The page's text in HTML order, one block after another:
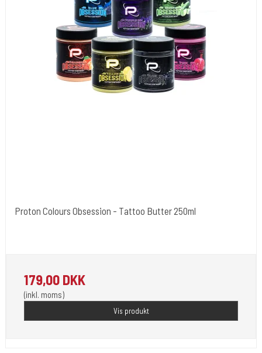
Proton Colours Obsession - Tattoo Butter 250ml
179,00 DKK
(inkl. moms)
Vis produkt